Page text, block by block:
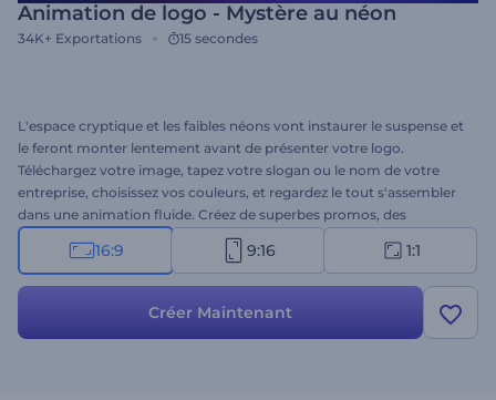
Animation de logo - Mystère au néon
34K+ Exportations 15 secondes
L'espace cryptique et les faibles néons vont instaurer le suspense et
le feront monter lentement avant de présenter votre logo.
Téléchargez votre image, tapez votre slogan ou le nom de votre
entreprise, choisissez vos couleurs, et regardez le tout s'assembler
dans une animation fluide. Créez de superbes promos, des
intros/outros YouTube, des génériques de films et bien plus encore.
Essayez dès aujourd'hui !
16:9 9:16 1:1
Créer Maintenant